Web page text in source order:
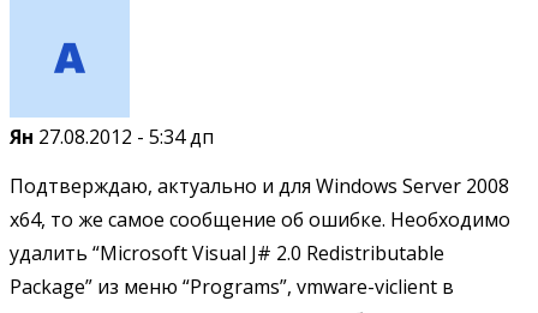
Ян 27.08.2012 - 5:34 дп
Подтверждаю, актуально и для Windows Server 2008
x64, то же самое сообщение об ошибке. Необходимо
удалить “Microsoft Visual J# 2.0 Redistributable
Package” из меню “Programs”, vmware-viclient в